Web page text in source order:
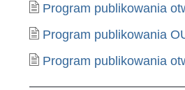
Program publikowania
Program publikowania
Program publikowania